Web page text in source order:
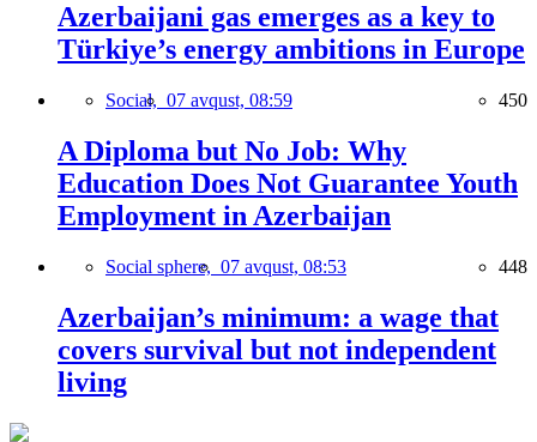
Azerbaijani gas emerges as a key to
Türkiye’s energy ambitions in Europe
Social, 07 avqust, 08:59 450
A Diploma but No Job: Why
Education Does Not Guarantee Youth
Employment in Azerbaijan
Social sphere, 07 avqust, 08:53 448
Azerbaijan’s minimum: a wage that
covers survival but not independent
living